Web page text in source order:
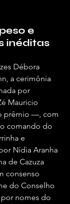
e
inéditas
Débora
a cerimônia
por
Mauricio
prêmio —, com
comando do
e
Nídia Aranha
de Cazuza
consenso
do Conselho
nomes do